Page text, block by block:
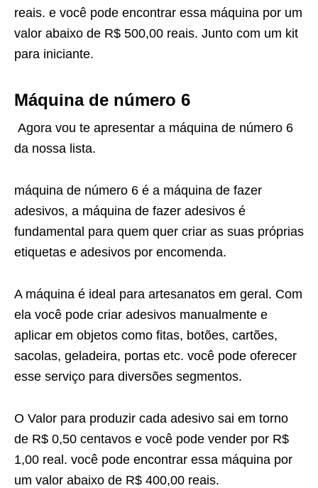
reais. e você pode encontrar essa máquina por um
valor abaixo de R$ 500,00 reais. Junto com um kit
para iniciante.
Máquina de número 6
Agora vou te apresentar a máquina de número 6
da nossa lista.
máquina de número 6 é a máquina de fazer
adesivos, a máquina de fazer adesivos é
fundamental para quem quer criar as suas próprias
etiquetas e adesivos por encomenda.
A máquina é ideal para artesanatos em geral. Com
ela você pode criar adesivos manualmente e
aplicar em objetos como fitas, botões, cartões,
sacolas, geladeira, portas etc. você pode oferecer
esse serviço para diversões segmentos.
O Valor para produzir cada adesivo sai em torno
de R$ 0,50 centavos e você pode vender por R$
1,00 real. você pode encontrar essa máquina por
um valor abaixo de R$ 400,00 reais.